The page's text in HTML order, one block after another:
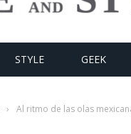
STYLE GEEK
› Al ritmo de las olas